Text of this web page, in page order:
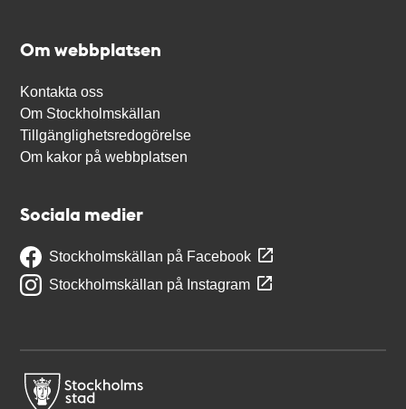
Om webbplatsen
Kontakta oss
Om Stockholmskällan
Tillgänglighetsredogörelse
Om kakor på webbplatsen
Sociala medier
Stockholmskällan på Facebook
Stockholmskällan på Instagram